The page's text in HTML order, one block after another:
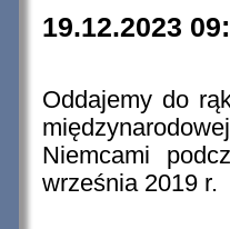
19.12.2023
Oddajemy do
Niemcami
września 2019 r.